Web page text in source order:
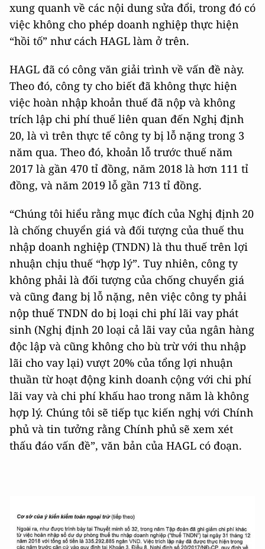
xung quanh về các nội dung sửa đổi, trong đó có
việc không cho phép doanh nghiệp thực hiện
“hồi tố” như cách HAGL làm ở trên.
HAGL đã có công văn giải trình về vấn đề này.
Theo đó, công ty cho biết đã không thực hiện
việc hoàn nhập khoản thuế đã nộp và không
trích lập chi phí thuế liên quan đến Nghị định
20, là vì trên thực tế công ty bị lỗ nặng trong 3
năm qua. Theo đó, khoản lỗ trước thuế năm
2017 là gần 470 tỉ đồng, năm 2018 là hơn 111 tỉ
đồng, và năm 2019 lỗ gần 713 tỉ đồng.
“Chúng tôi hiểu rằng mục đích của Nghị định 20
là chống chuyển giá và đối tượng của thuế thu
nhập doanh nghiệp (TNDN) là thu thuế trên lợi
nhuận chịu thuế “hợp lý”. Tuy nhiên, công ty
không phải là đối tượng của chống chuyển giá
và cũng đang bị lỗ nặng, nên việc công ty phải
nộp thuế TNDN do bị loại chi phí lãi vay phát
sinh (Nghị định 20 loại cả lãi vay của ngân hàng
độc lập và cũng không cho bù trừ với thu nhập
lãi cho vay lại) vượt 20% của tổng lợi nhuận
thuần từ hoạt động kinh doanh cộng với chi phí
lãi vay và chi phí khấu hao trong năm là không
hợp lý. Chúng tôi sẽ tiếp tục kiến nghị với Chính
phủ và tin tưởng rằng Chính phủ sẽ xem xét
thấu đáo vấn đề”, văn bản của HAGL có đoạn.